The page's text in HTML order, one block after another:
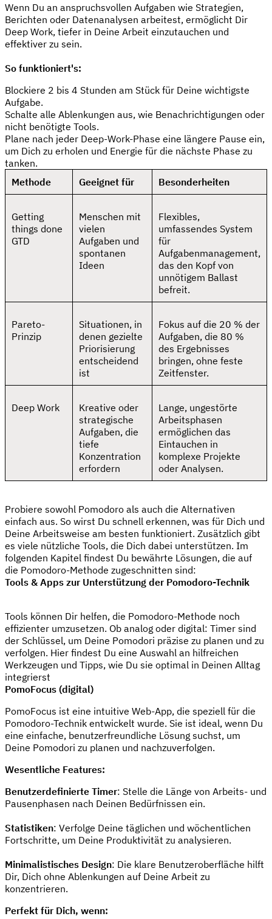
Wenn Du an anspruchsvollen Aufgaben wie Strategien,
Berichten oder Datenanalysen arbeitest, ermöglicht Dir
Deep Work, tiefer in Deine Arbeit einzutauchen und
effektiver zu sein.
So funktioniert's:
Blockiere 2 bis 4 Stunden am Stück für Deine wichtigste
Aufgabe.
Schalte alle Ablenkungen aus, wie Benachrichtigungen oder
nicht benötigte Tools.
Plane nach jeder Deep-Work-Phase eine längere Pause ein,
um Dich zu erholen und Energie für die nächste Phase zu
tanken.
Methode
Geeignet für Besonderheiten
Getting
things done
GTD
Menschen mit
vielen
Aufgaben und
spontanen
Ideen
Flexibles,
umfassendes System
für
Aufgabenmanagement,
das den Kopf von
unnötigem Ballast
befreit.
Pareto-
Prinzip
Situationen, in
denen gezielte
Priorisierung
entscheidend
ist
Fokus auf die 20 % der
Aufgaben, die 80 %
des Ergebnisses
bringen, ohne feste
Zeitfenster.
Deep Work
Kreative oder
strategische
Aufgaben, die
tiefe
Konzentration
erfordern
Lange, ungestörte
Arbeitsphasen
ermöglichen das
Eintauchen in
komplexe Projekte
oder Analysen.
Probiere sowohl Pomodoro als auch die Alternativen
einfach aus. So wirst Du schnell erkennen, was für Dich und
Deine Arbeitsweise am besten funktioniert. Zusätzlich gibt
es viele nützliche Tools, die Dich dabei unterstützen. Im
folgenden Kapitel findest Du bewährte Lösungen, die auf
die Pomodoro-Methode zugeschnitten sind:
Tools & Apps zur Unterstützung der Pomodoro-Technik
Tools können Dir helfen, die Pomodoro-Methode noch
effizienter umzusetzen. Ob analog oder digital: Timer sind
der Schlüssel, um Deine Pomodori präzise zu planen und zu
verfolgen. Hier findest Du eine Auswahl an hilfreichen
Werkzeugen und Tipps, wie Du sie optimal in Deinen Alltag
integrierst
PomoFocus (digital)
PomoFocus ist eine intuitive Web-App, die speziell für die
Pomodoro-Technik entwickelt wurde. Sie ist ideal, wenn Du
eine einfache, benutzerfreundliche Lösung suchst, um
Deine Pomodori zu planen und nachzuverfolgen.
Wesentliche Features:
Benutzerdefinierte Timer: Stelle die Länge von Arbeits- und
Pausenphasen nach Deinen Bedürfnissen ein.
Statistiken: Verfolge Deine täglichen und wöchentlichen
Fortschritte, um Deine Produktivität zu analysieren.
Minimalistisches Design: Die klare Benutzeroberfläche hilft
Dir, Dich ohne Ablenkungen auf Deine Arbeit zu
konzentrieren.
Perfekt für Dich, wenn: